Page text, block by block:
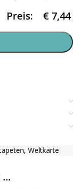
Preis: € 7,44
, Weltkarte
…